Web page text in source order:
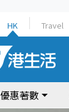
HK Travel
優惠著數